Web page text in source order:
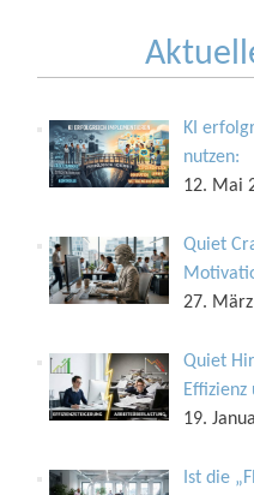
KI
nutzen:
12. Mai
Quiet
27.
Quiet
Effizienz
19.
Ist die